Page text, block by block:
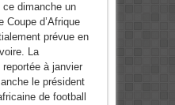
dimanche un
Coupe d’Afrique
prévue en
La
à janvier
le président
de football